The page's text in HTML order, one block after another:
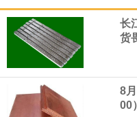
亿美元。其中，首
高50%。
芝加哥期权交易所
长
货
8
00）